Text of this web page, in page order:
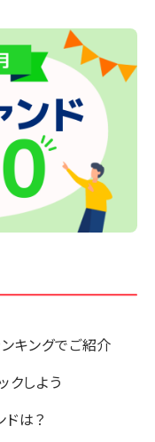
キングでご紹介
クしよう
は？